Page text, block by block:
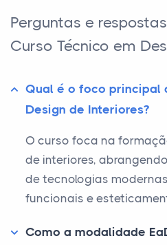
Perguntas e
Curso Técnico em
Qual é o foco principal
Design de Interiores?
O curso foca na
de interiores,
de tecnologias
funcionais e
Como a modalidade